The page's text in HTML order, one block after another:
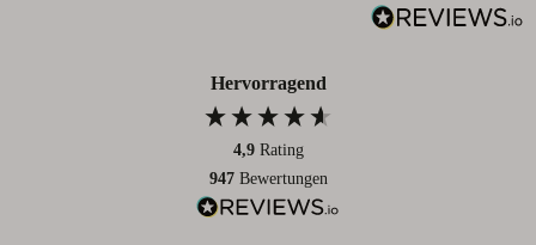
Hervorragend
4,9 Rating
947 Bewertungen